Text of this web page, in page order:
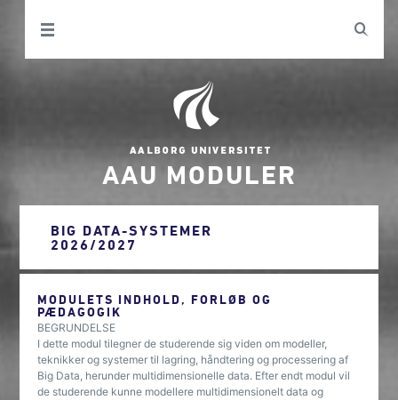
AAU MODULER
BIG DATA-SYSTEMER
2026/2027
MODULETS INDHOLD, FORLØB OG
PÆDAGOGIK
BEGRUNDELSE
I dette modul tilegner de studerende sig viden om modeller,
teknikker og systemer til lagring, håndtering og processering af
Big Data, herunder multidimensionelle data. Efter endt modul vil
de studerende kunne modellere multidimensionelt data og